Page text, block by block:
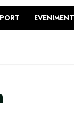
EVENIMENT